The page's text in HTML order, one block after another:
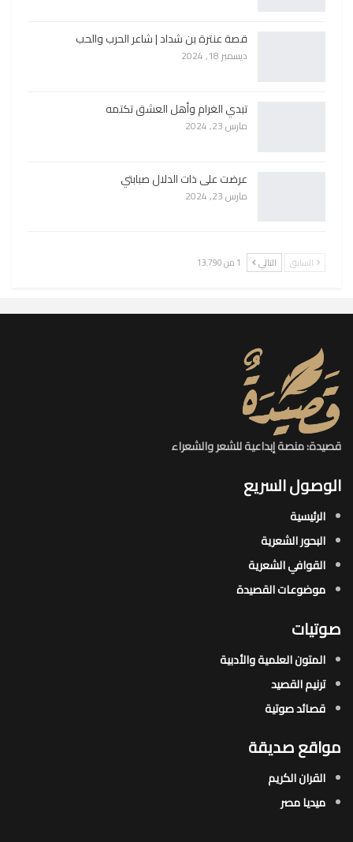
قصة عنترة بن شداد | شاعر الحرب والحب
ديسمبر 18, 2024
تبدي الغرام وأهل العشق تكتمه
مارس 23, 2024
عرضت على ذات الدلال صبابتي
مارس 23, 2024
السابق التالي 1 من 13٬790
قصيدة: منصة إبداعية للشعر والشعراء
الوصول السريع
الرئيسية
البحور الشعرية​
القوافي الشعرية​
موضوعات القصيدة​
صوتيات
المتون العلمية والأدبية
ترنيم القصيد
قصائد صوتية
مواقع صديقة
القران الكريم
ميديا مصر